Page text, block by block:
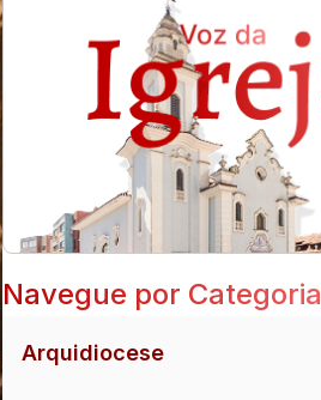
Navegue por Categoria
Arquidiocese